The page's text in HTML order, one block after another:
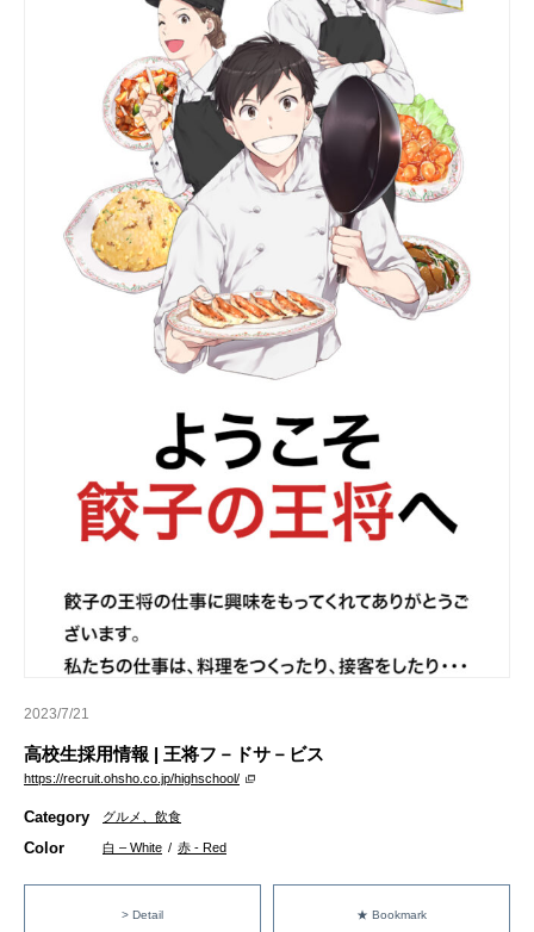
2023/7/21
高校生採用情報 | 王将フ－ドサ－ビス
https://recruit.ohsho.co.jp/highschool/
Category グルメ、飲食
Color 白 – White / 赤 - Red
> Detail ★ Bookmark